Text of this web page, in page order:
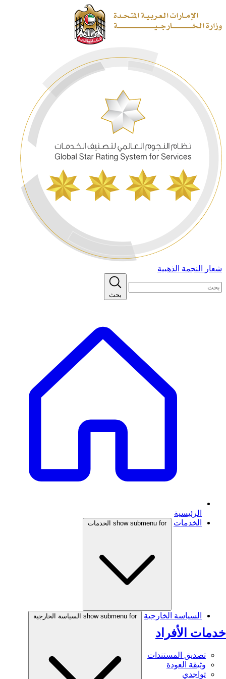
شعار النجمة الذهبية
بحث
الرئيسية
الخدمات
show submenu for الخدمات
خدمات الأفراد
تصديق المستندات
وثيقة العودة
تواجدي
السياسة الخارجية show submenu for السياسة الخارجية